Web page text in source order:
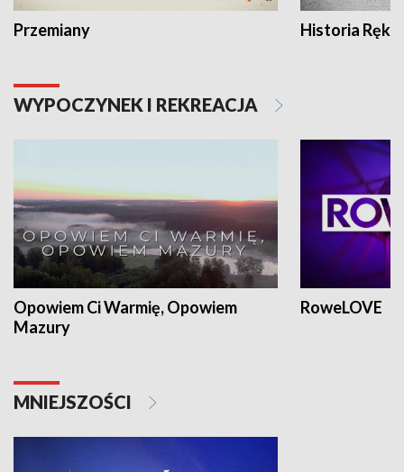
Przemiany Historia Ręką
WYPOCZYNEK I REKREACJA
Opowiem Ci Warmię, Opowiem
Mazury
RoweLOVE
MNIEJSZOŚCI